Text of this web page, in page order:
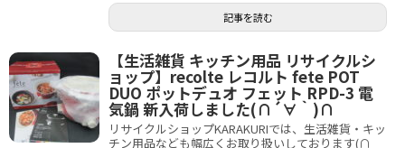
記事を読む
【生活雑貨 キッチン用品 リサイクルシ
ョップ】recolte レコルト fete POT
DUO ポットデュオ フェット RPD-3 電
気鍋 新入荷しました(∩´∀｀)∩
リサイクルショップKARAKURIでは、生活雑貨・キッ
チン用品なども幅広くお取り扱いしております(∩